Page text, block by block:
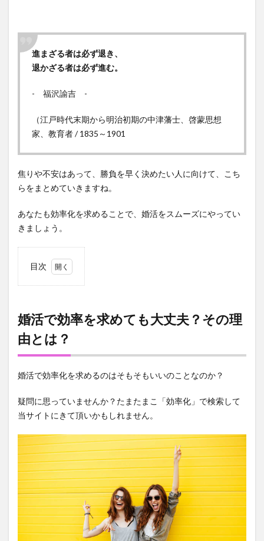
進まざる者は必ず退き、
退かざる者は必ず進む。
- 福沢諭吉 -
（江戸時代末期から明治初期の中津藩士、啓蒙思想
家、教育者 / 1835～1901
焦りや不安はあって、勝負を早く決めたい人に向けて、こち
らをまとめていきますね。
あなたも効率化を求めることで、婚活をスムーズにやってい
きましょう。
目次
率を
求め
ても
大丈
夫？
その
と
は？
1.1
婚活
で効
率化
を求
果
2
婚活で効率を求めても大丈夫？その理
由とは？
婚活で効率化を求めるのはそもそもいいのことなのか？
疑問に思っていませんか？たまたまこ「効率化」で検索して
当サイトにきて頂いかもしれません。